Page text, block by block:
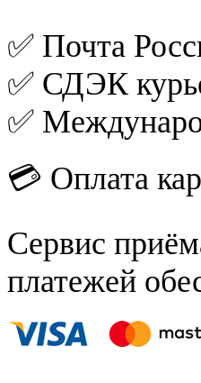
✅ Почта
✅ СДЭК
✅
💳 Оплата
Сервис
платежей